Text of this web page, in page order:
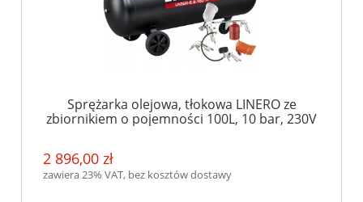
Sprężarka olejowa, tłokowa LINERO ze
zbiornikiem o pojemności 100L, 10 bar, 230V
2 896,00 zł
zawiera 23% VAT, bez kosztów dostawy